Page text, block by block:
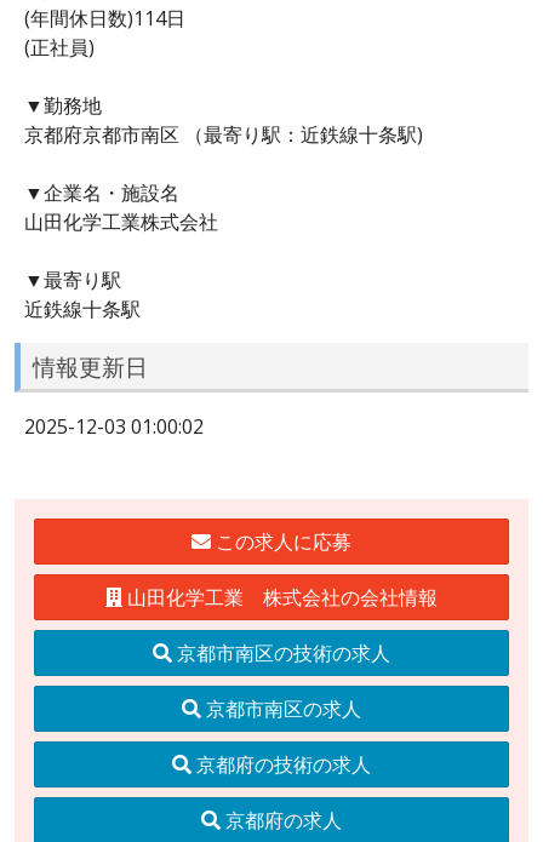
(年間休日数)114日
(正社員)
▼勤務地
京都府京都市南区 （最寄り駅：近鉄線十条駅)
▼企業名・施設名
山田化学工業株式会社
▼最寄り駅
近鉄線十条駅
情報更新日
2025-12-03 01:00:02
この求人に応募
山田化学工業 株式会社の会社情報
京都市南区の技術の求人
京都市南区の求人
京都府の技術の求人
京都府の求人